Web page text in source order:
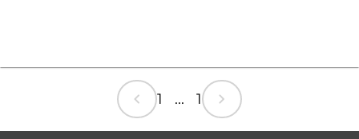
chevron_left 1 ... 1 chevron_right